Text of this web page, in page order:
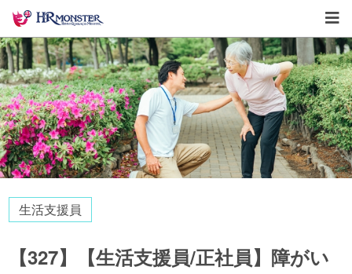
生活支援員
【327】【生活支援員/正社員】障がい